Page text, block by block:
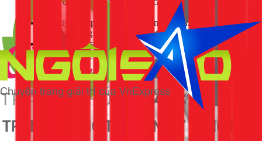
Di chuyển, sắp xếp và điều chỉnh góc chiếu của từng
đèn theo đúng ý đồ thiết kế.
Vệ sinh sạch sẽ khu vực thi công và bàn giao công
trình hoàn thiện.